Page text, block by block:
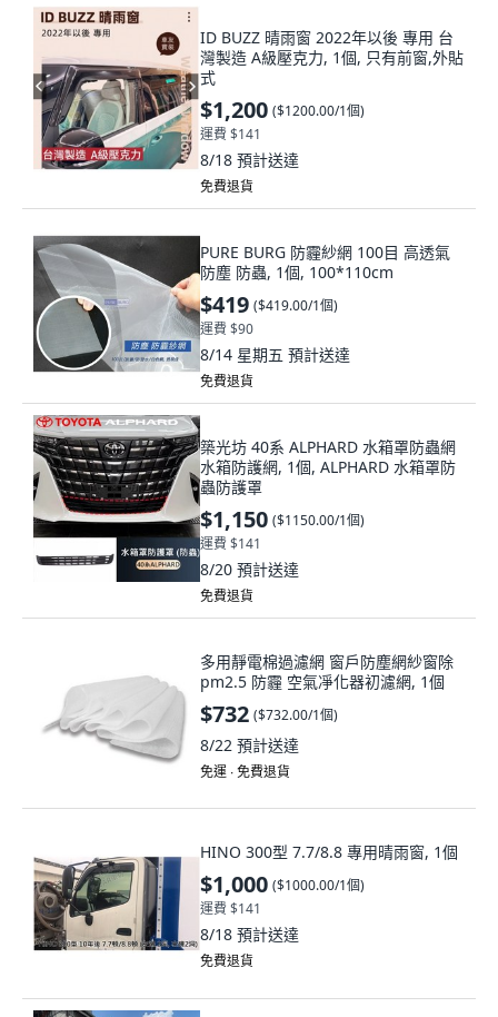
ID BUZZ 晴雨窗 2022年以後 專用 台
灣製造 A級壓克力, 1個, 只有前窗,外貼
式
$1,200 ($1200.00/1個)
運費 $141
8/18 預計送達
免費退貨
PURE BURG 防霾紗網 100目 高透氣
防塵 防蟲, 1個, 100*110cm
$419 ($419.00/1個)
運費 $90
8/14 星期五 預計送達
免費退貨
築光坊 40系 ALPHARD 水箱罩防蟲網
水箱防護網, 1個, ALPHARD 水箱罩防
蟲防護罩
$1,150 ($1150.00/1個)
運費 $141
8/20 預計送達
免費退貨
多用靜電棉過濾網 窗戶防塵網紗窗除
pm2.5 防霾 空氣凈化器初濾網, 1個
$732 ($732.00/1個)
8/22 預計送達
免運 ∙ 免費退貨
HINO 300型 7.7/8.8 專用晴雨窗, 1個
$1,000 ($1000.00/1個)
運費 $141
8/18 預計送達
免費退貨